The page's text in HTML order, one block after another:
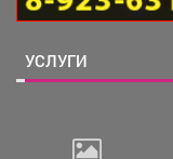
УСЛУГИ